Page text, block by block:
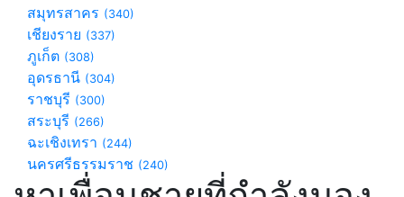
สมุทรสาคร (340)
เชียงราย (337)
ภูเก็ต (308)
อุดรธานี (304)
ราชบุรี (300)
สระบุรี (266)
ฉะเชิงเทรา (244)
นครศรีธรรมราช (240)